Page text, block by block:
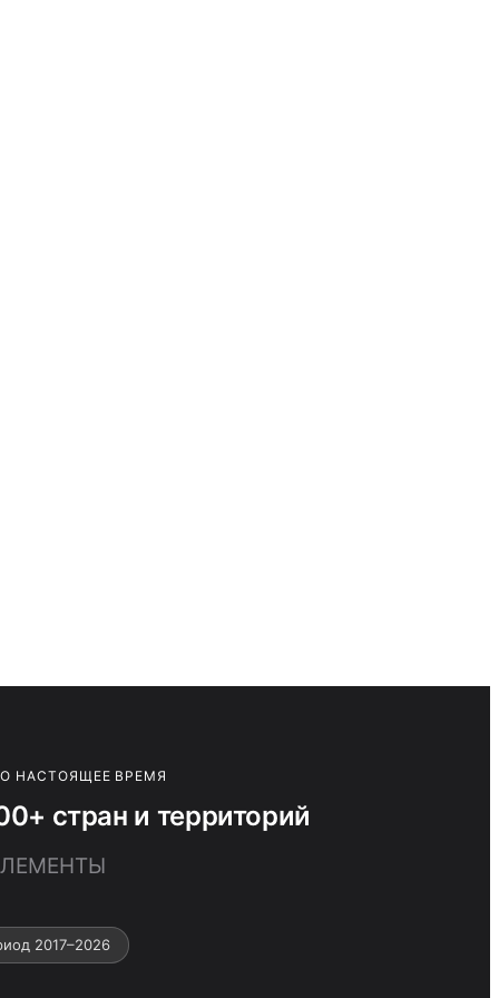
НАСТОЯЩЕЕ ВРЕМЯ
стран и территорий
2017–2026